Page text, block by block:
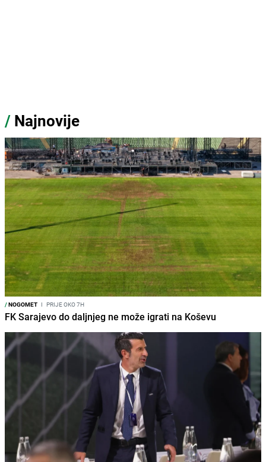
/ Najnovije
/NOGOMET I PRIJE OKO 7H
FK Sarajevo do daljnjeg ne može igrati na Koševu